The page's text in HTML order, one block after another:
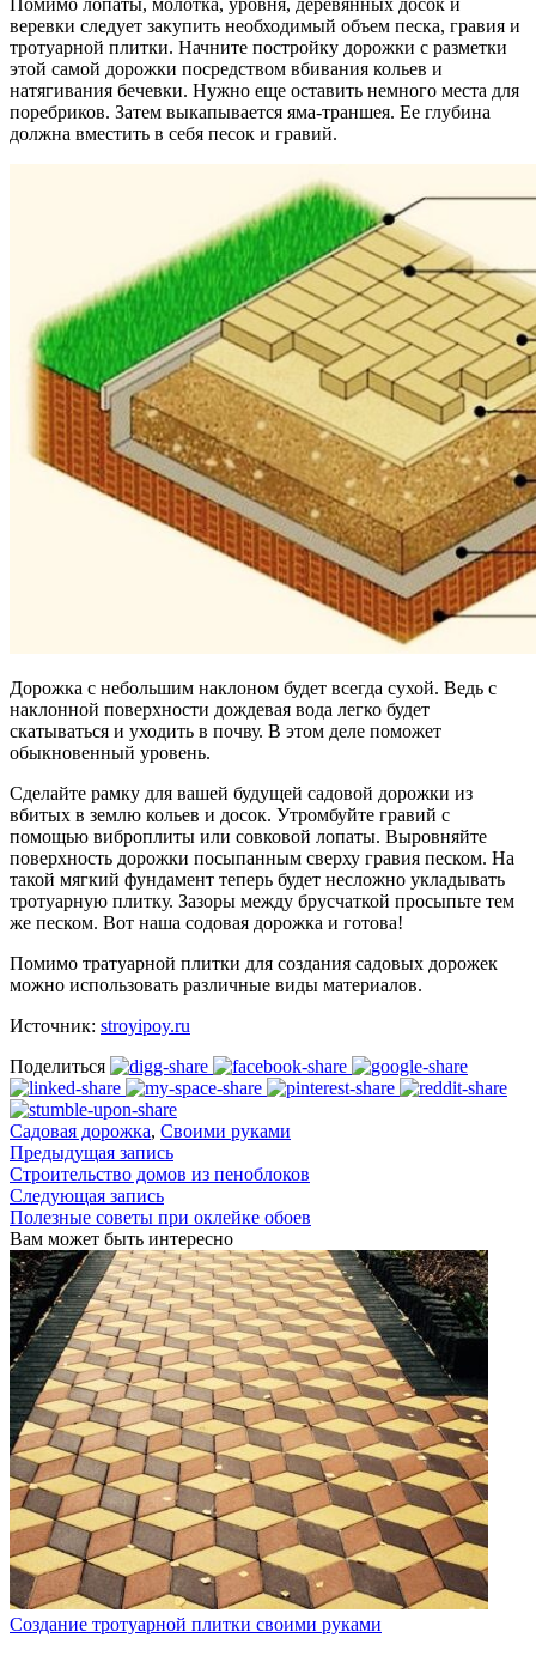
Помимо лопаты, молотка, уровня, деревянных досок и
веревки следует закупить необходимый объем песка, гравия и
тротуарной плитки. Начните постройку дорожки с разметки
этой самой дорожки посредством вбивания кольев и
натягивания бечевки. Нужно еще оставить немного места для
поребриков. Затем выкапывается яма-траншея. Ее глубина
должна вместить в себя песок и гравий.
Дорожка с небольшим наклоном будет всегда сухой. Ведь с
наклонной поверхности дождевая вода легко будет
скатываться и уходить в почву. В этом деле поможет
обыкновенный уровень.
Сделайте рамку для вашей будущей садовой дорожки из
вбитых в землю кольев и досок. Утромбуйте гравий с
помощью виброплиты или совковой лопаты. Выровняйте
поверхность дорожки посыпанным сверху гравия песком. На
такой мягкий фундамент теперь будет несложно укладывать
тротуарную плитку. Зазоры между брусчаткой просыпьте тем
же песком. Вот наша содовая дорожка и готова!
Помимо тратуарной плитки для создания садовых дорожек
можно использовать различные виды материалов.
Источник: stroyipoy.ru
Поделиться
Садовая дорожка, Своими руками
Предыдущая запись
Строительство домов из пеноблоков
Следующая запись
Полезные советы при оклейке обоев
Вам может быть интересно
Создание тротуарной плитки своими руками